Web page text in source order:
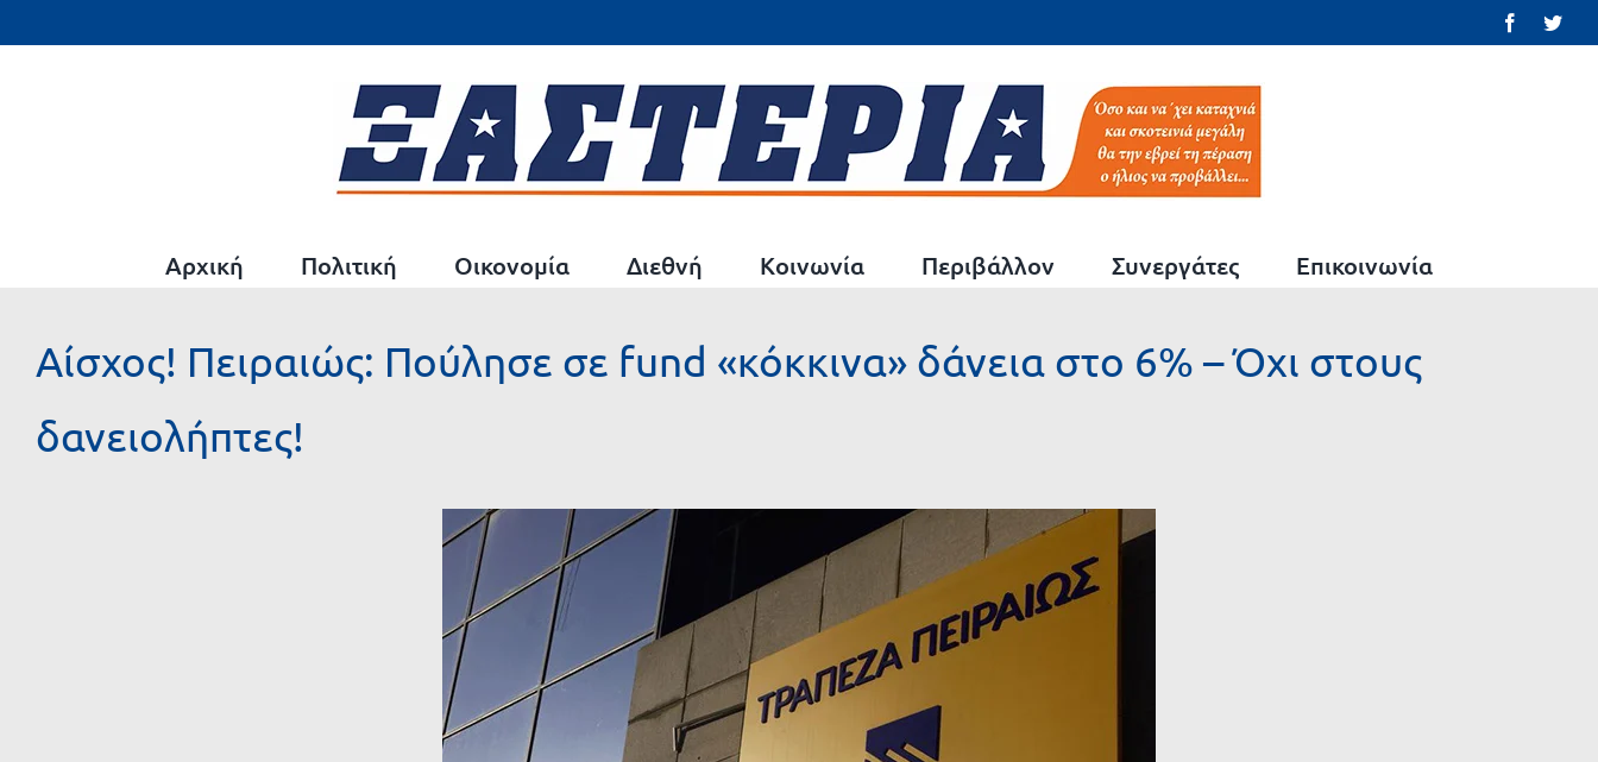
στο
Facebook
Αρχική Πολιτική Οικονομία Διεθνή Κοινωνία Περιβάλλον Συνεργάτες Επικοινωνία
Αίσχος! Πειραιώς: Πούλησε σε fund «κόκκινα» δάνεια στο 6% – Όχι στους
δανειολήπτες!